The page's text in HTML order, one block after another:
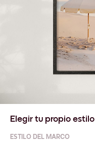
Elegir tu propio estilo
ESTILO DEL MARCO